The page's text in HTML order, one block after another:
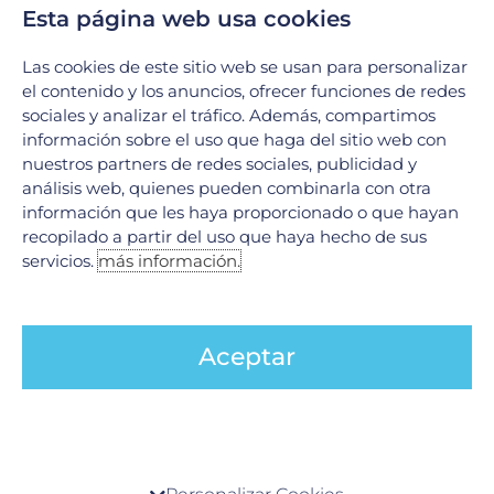
DESCARGAS NUESTRA APP MÓVIL
Dispositivos |Google Play
Dispositivos | App Store
__________________________________________
Hospital Galenia, más que en un hospital.
@HospitalGalenia
Esta página web usa cookies
Las cookies de este sitio web se usan para personalizar
el contenido y los anuncios, ofrecer funciones de redes
sociales y analizar el tráfico. Además, compartimos
información sobre el uso que haga del sitio web con
nuestros partners de redes sociales, publicidad y
análisis web, quienes pueden combinarla con otra
información que les haya proporcionado o que hayan
recopilado a partir del uso que haya hecho de sus
servicios.más información.
Aceptar